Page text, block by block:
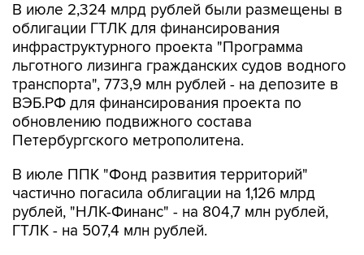
В июле 2,324 млрд рублей были размещены в
облигации ГТЛК для финансирования
инфраструктурного проекта "Программа
льготного лизинга гражданских судов водного
транспорта", 773,9 млн рублей - на депозите в
ВЭБ.РФ для финансирования проекта по
обновлению подвижного состава
Петербургского метрополитена.
В июле ППК "Фонд развития территорий"
частично погасила облигации на 1,126 млрд
рублей, "НЛК-Финанс" - на 804,7 млн рублей,
ГТЛК - на 507,4 млн рублей.